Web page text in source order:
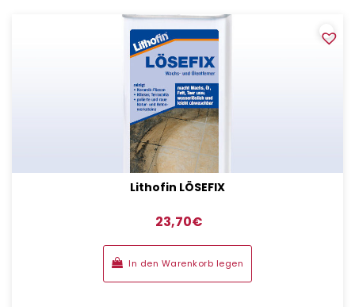
Lithofin LÖSEFIX
€
23,70
In den Warenkorb legen